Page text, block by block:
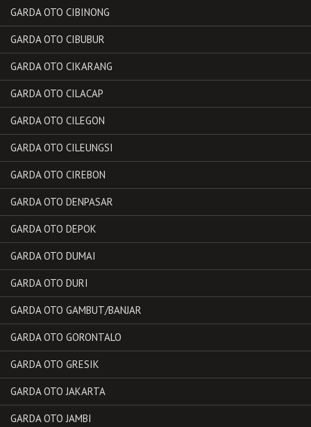
GARDA OTO CIBINONG
GARDA OTO CIBUBUR
GARDA OTO CIKARANG
GARDA OTO CILACAP
GARDA OTO CILEGON
GARDA OTO CILEUNGSI
GARDA OTO CIREBON
GARDA OTO DENPASAR
GARDA OTO DEPOK
GARDA OTO DUMAI
GARDA OTO DURI
GARDA OTO GAMBUT/BANJAR
GARDA OTO GORONTALO
GARDA OTO GRESIK
GARDA OTO JAKARTA
GARDA OTO JAMBI